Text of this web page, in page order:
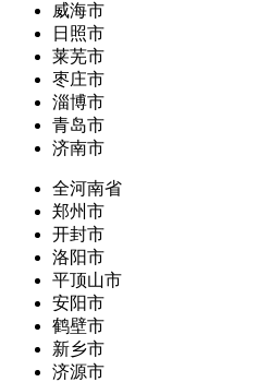
威海市
日照市
莱芜市
枣庄市
淄博市
青岛市
济南市
全河南省
郑州市
开封市
洛阳市
平顶山市
安阳市
鹤壁市
新乡市
济源市